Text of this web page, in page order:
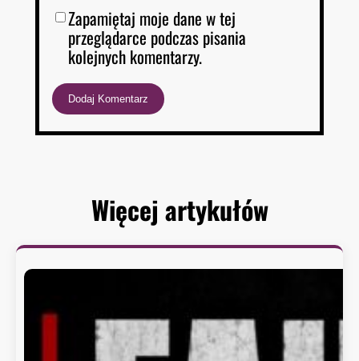
Zapamiętaj moje dane w tej
przeglądarce podczas pisania
kolejnych komentarzy.
Więcej artykułów